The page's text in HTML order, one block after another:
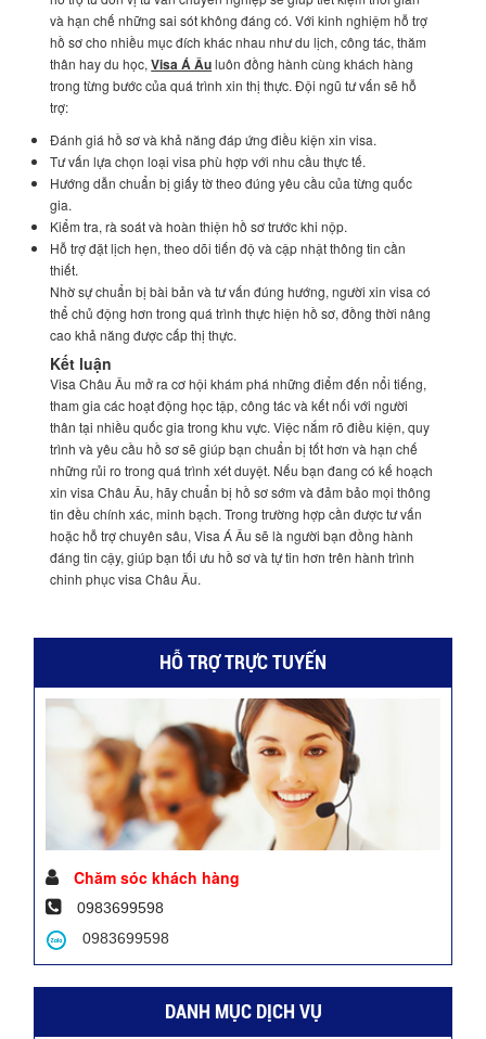
và hạn chế những sai sót không đáng có. Với kinh nghiệm hỗ trợ
hồ sơ cho nhiều mục đích khác nhau như du lịch, công tác, thăm
thân hay du học,Visa Á Âuluôn đồng hành cùng khách hàng
trong từng bước của quá trình xin thị thực. Đội ngũ tư vấn sẽ hỗ
trợ:
Đánh giá hồ sơ và khả năng đáp ứng điều kiện xin visa.
Tư vấn lựa chọn loại visa phù hợp với nhu cầu thực tế.
Hướng dẫn chuẩn bị giấy tờ theo đúng yêu cầu của từng quốc
gia.
Kiểm tra, rà soát và hoàn thiện hồ sơ trước khi nộp.
Hỗ trợ đặt lịch hẹn, theo dõi tiến độ và cập nhật thông tin cần
thiết.
Nhờ sự chuẩn bị bài bản và tư vấn đúng hướng, người xin visa có
thể chủ động hơn trong quá trình thực hiện hồ sơ, đồng thời nâng
cao khả năng được cấp thị thực.
Kết luận
Visa Châu Âu mở ra cơ hội khám phá những điểm đến nổi tiếng,
tham gia các hoạt động học tập, công tác và kết nối với người
thân tại nhiều quốc gia trong khu vực. Việc nắm rõ điều kiện, quy
trình và yêu cầu hồ sơ sẽ giúp bạn chuẩn bị tốt hơn và hạn chế
những rủi ro trong quá trình xét duyệt. Nếu bạn đang có kế hoạch
xin visa Châu Âu, hãy chuẩn bị hồ sơ sớm và đảm bảo mọi thông
tin đều chính xác, minh bạch. Trong trường hợp cần được tư vấn
hoặc hỗ trợ chuyên sâu, Visa Á Âu sẽ là người bạn đồng hành
đáng tin cậy, giúp bạn tối ưu hồ sơ và tự tin hơn trên hành trình
chinh phục visa Châu Âu.
HỖ TRỢ TRỰC TUYẾN
Chăm sóc khách hàng
0983699598
0983699598
DANH MỤC DỊCH VỤ